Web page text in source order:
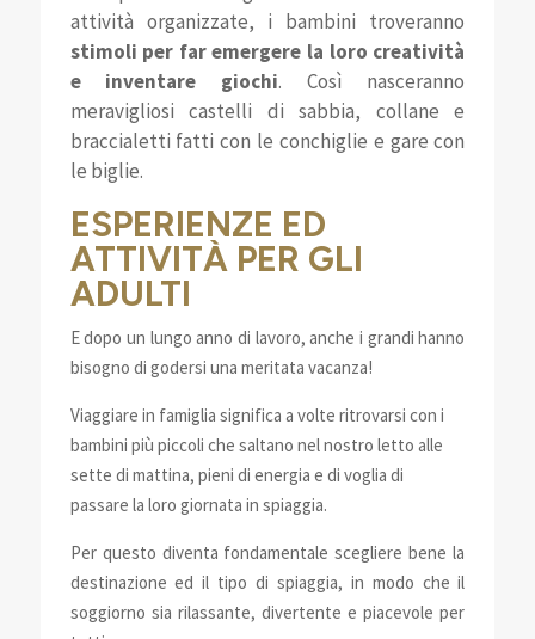
attività organizzate, i bambini troveranno
stimoli per far emergere la loro creatività
e inventare giochi. Così nasceranno
meravigliosi castelli di sabbia, collane e
braccialetti fatti con le conchiglie e gare con
le biglie.
ESPERIENZE ED
ATTIVITÀ PER GLI
ADULTI
E dopo un lungo anno di lavoro, anche i grandi hanno
bisogno di godersi una meritata vacanza!
Viaggiare in famiglia significa a volte ritrovarsi con i
bambini più piccoli che saltano nel nostro letto alle
sette di mattina, pieni di energia e di voglia di
passare la loro giornata in spiaggia.
Per questo diventa fondamentale scegliere bene la
destinazione ed il tipo di spiaggia, in modo che il
soggiorno sia rilassante, divertente e piacevole per